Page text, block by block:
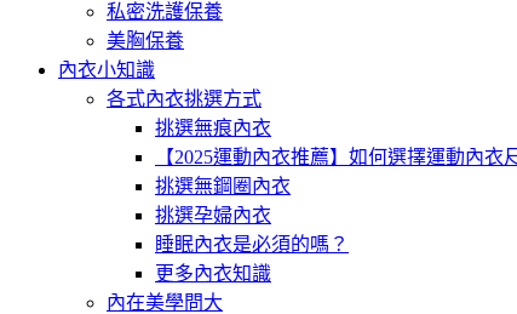
私密洗護保養
美胸保養
內衣小知識
各式內衣挑選方式
挑選無痕內衣
【2025運動內衣推薦】如何選擇運動內衣
挑選無鋼圈內衣
挑選孕婦內衣
睡眠內衣是必須的嗎？
更多內衣知識
內在美學問大